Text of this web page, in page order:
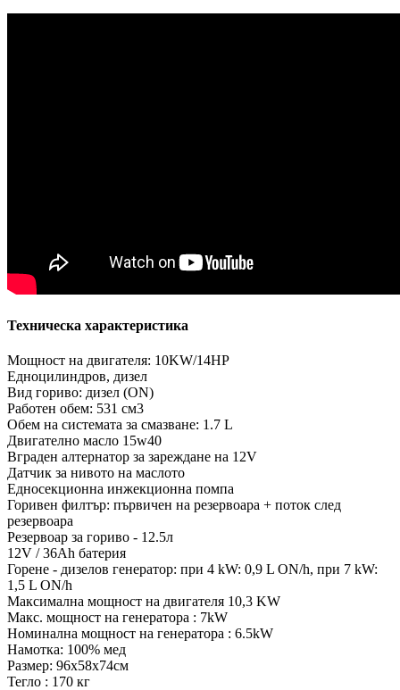
Техническа характеристика
Мощност на двигателя: 10KW/14HP
Едноцилиндров, дизел
Вид гориво: дизел (ON)
Работен обем: 531 см3
Обем на системата за смазване: 1.7 L
Двигателно масло 15w40
Вграден алтернатор за зареждане на 12V
Датчик за нивото на маслото
Едносекционна инжекционна помпа
Горивен филтър: първичен на резервоара + поток след
резервоара
Резервоар за гориво - 12.5л
12V / 36Ah батерия
Горене - дизелов генератор: при 4 kW: 0,9 L ON/h, при 7 kW:
1,5 L ON/h
Максимална мощност на двигателя 10,3 KW
Макс. мощност на генератора : 7kW
Номинална мощност на генератора : 6.5kW
Намотка: 100% мед
Размер: 96х58х74см
Тегло : 170 кг